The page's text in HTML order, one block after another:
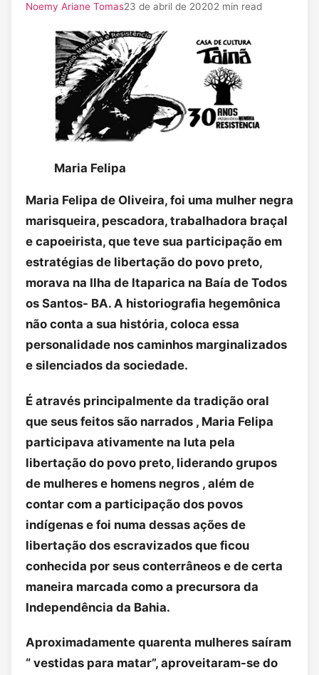
Noemy Ariane Tomas23 de abril de 20202 min read
Maria Felipa
Maria Felipa de Oliveira, foi uma mulher negra
marisqueira, pescadora, trabalhadora braçal
e capoeirista, que teve sua participação em
estratégias de libertação do povo preto,
morava na Ilha de Itaparica na Baía de Todos
os Santos- BA. A historiografia hegemônica
não conta a sua história, coloca essa
personalidade nos caminhos marginalizados
e silenciados da sociedade.
É através principalmente da tradição oral
que seus feitos são narrados , Maria Felipa
participava ativamente na luta pela
libertação do povo preto, liderando grupos
de mulheres e homens negros , além de
contar com a participação dos povos
indígenas e foi numa dessas ações de
libertação dos escravizados que ficou
conhecida por seus conterrâneos e de certa
maneira marcada como a precursora da
Independência da Bahia.
Aproximadamente quarenta mulheres saíram
“ vestidas para matar”, aproveitaram-se do